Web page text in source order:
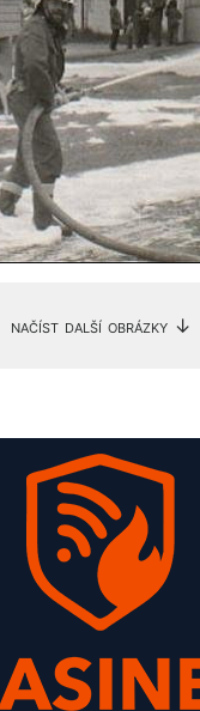
načíst další obrázky ↓